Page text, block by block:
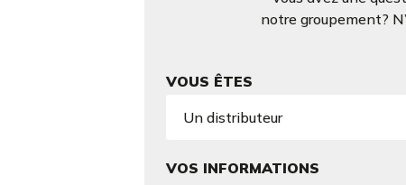
notre groupement?
VOUS ÊTES
VOS INFORMATIONS